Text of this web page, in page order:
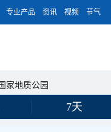
专业产品 资讯 视频 节气
家地质公园
7天